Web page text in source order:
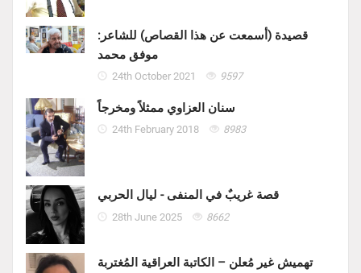
قصيدة (أسمعت عن هذا القصاص) للشاعر:
موفق محمد
24th October 2021 9597
سنان العزاوي ممثلاً ومخرجاً
24th February 2018 8983
قصة غريبٌ في المنفى - ليال الحربي
28th June 2025 8662
تهميش غير مُعلن – الكاتبة العراقية المُغتربة